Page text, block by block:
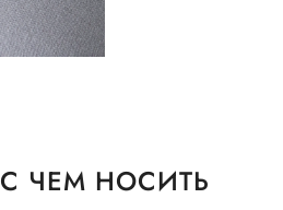
С ЧЕМ НОСИТЬ